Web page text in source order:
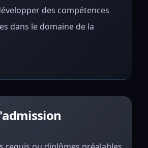
des compétences
dans le domaine de la